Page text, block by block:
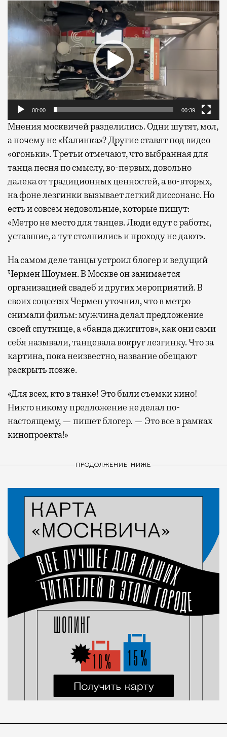
Видеоплеер
00:00 00:39
Мнения москвичей разделились. Одни шутят, мол,
а почему не «Калинка»? Другие ставят под видео
«огоньки». Третьи отмечают, что выбранная для
танца песня по смыслу, во-первых, довольно
далека от традиционных ценностей, а во-вторых,
на фоне лезгинки вызывает легкий диссонанс. Но
есть и совсем недовольные, которые пишут:
«Метро не место для танцев. Люди едут с работы,
уставшие, а тут столпились и проходу не дают».
На самом деле танцы устроил блогер и ведущий
Чермен Шоумен. В Москве он занимается
организацией свадеб и других мероприятий. В
своих соцсетях Чермен уточнил, что в метро
снимали фильм: мужчина делал предложение
своей спутнице, а «банда джигитов», как они сами
себя называли, танцевала вокруг лезгинку. Что за
картина, пока неизвестно, название обещают
раскрыть позже.
«Для всех, кто в танке! Это были съемки кино!
Никто никому предложение не делал по-
настоящему, — пишет блогер. — Это все в рамках
кинопроекта!»
ПРОДОЛЖЕНИЕ НИЖЕ